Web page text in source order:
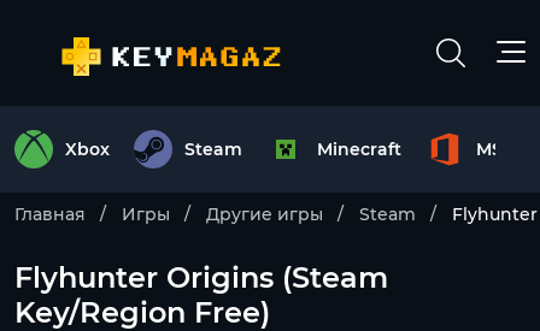
Xbox Steam Minecraft MS
Главная Игры Другие игры Steam
Flyhunter Origins (Steam
Key/Region Free)